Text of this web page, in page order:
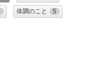
体調のこと 5